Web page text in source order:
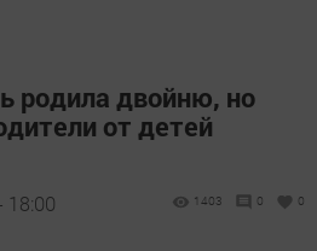
родила двойню, но
от детей
18:00 1403 0 0